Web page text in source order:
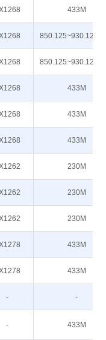
433M
433M
433M
433M
230M
230M
230M
433M
433M
- -
- 433M